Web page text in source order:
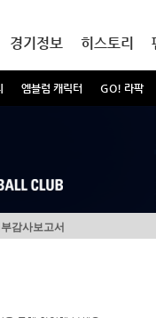
엠블럼 캐릭터 GO! 라팍
경기정보 히스토리
감사보고서